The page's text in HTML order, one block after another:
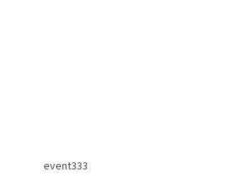
event333